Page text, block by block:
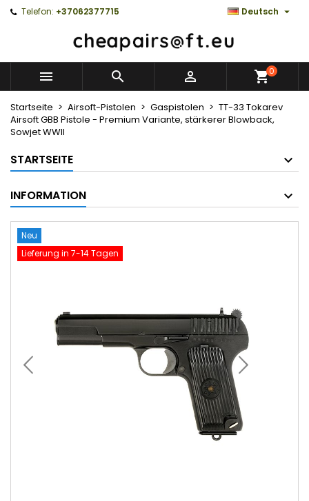
Telefon: +37062377715 Deutsch 
   0
Startseite Airsoft-Pistolen Gaspistolen
TT-33 Tokarev
Airsoft GBB Pistole - Premium Variante, stärkerer Blowback,
Sowjet WWII
STARTSEITE
INFORMATION
Neu
Lieferung in 7-14 Tagen